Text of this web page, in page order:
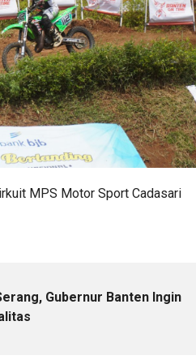
MPS Motor Sport Cadasari
Gubernur Banten Ingin